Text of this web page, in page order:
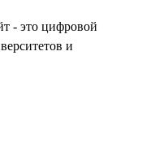
- это цифровой
и